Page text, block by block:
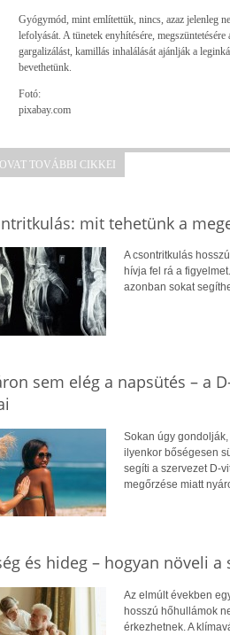
Gyógymód, mint említettük, nincs, azaz jelenleg
lefolyását. A tünetek enyhítésére,
gargalizálást, kamillás inhalálását ajánlják a
bevethetünk.
Fotó:
pixabay.com
TOVÁBBI CIKKEI
mit tehetünk a
A csontritkulás
hívja fel rá a
azonban sokat
sem elég a napsütés – a
Sokan úgy
ilyenkor bőségesen
segíti a szervezet D-
megőrzése miatt
és hideg – hogyan növeli
Az elmúlt években
hosszú hőhullámok
érkezhetnek. A